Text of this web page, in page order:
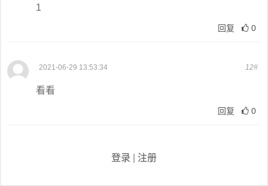
1
回复 0
2021-06-29 13:53:34 12#
看看
回复 0
登录 注册